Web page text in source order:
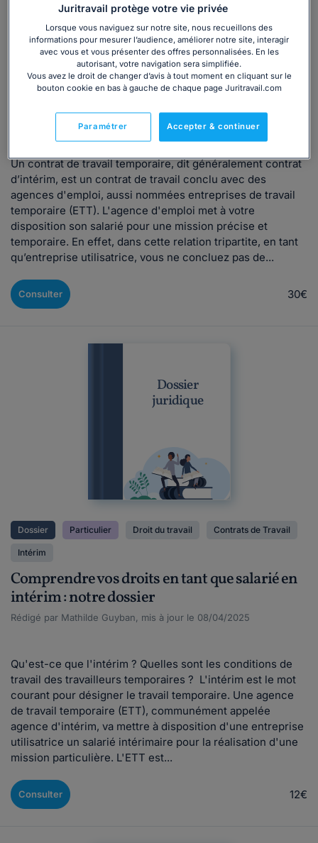
Dossier Professionnel Droit du travail Recrutement
Contrats de Travail Intérim Formalités liées à l'embauche
Tout savoir sur l'embauche en intérim :
contrat, formalités, obligations et rupture...
Un contrat de travail temporaire, dit généralement contrat
d’intérim, est un contrat de travail conclu avec des
agences d'emploi, aussi nommées entreprises de travail
temporaire (ETT). L'agence d'emploi met à votre
disposition son salarié pour une mission précise et
temporaire. En effet, dans cette relation tripartite, en tant
qu’entreprise utilisatrice, vous ne concluez pas de...
Consulter 30€
Dossier
juridique
Dossier Particulier Droit du travail Contrats de Travail
Intérim
Comprendre vos droits en tant que salarié en
intérim : notre dossier
Rédigé par Mathilde Guyban, mis à jour le 08/04/2025
Qu'est-ce que l'intérim ? Quelles sont les conditions de
travail des travailleurs temporaires ? L'intérim est le mot
courant pour désigner le travail temporaire. Une agence
de travail temporaire (ETT), communément appelée
agence d'intérim, va mettre à disposition d'une entreprise
utilisatrice un salarié intérimaire pour la réalisation d'une
mission particulière. L'ETT est...
Consulter 12€
Juritravail protège votre vie privée
Lorsque vous naviguez sur notre site, nous recueillons des
informations pour mesurer l’audience, améliorer notre site, interagir
avec vous et vous présenter des offres personnalisées. En les
autorisant, votre navigation sera simplifiée.
Vous avez le droit de changer d’avis à tout moment en cliquant sur le
bouton cookie en bas à gauche de chaque page Juritravail.com
Accepter & continuer
Paramétrer